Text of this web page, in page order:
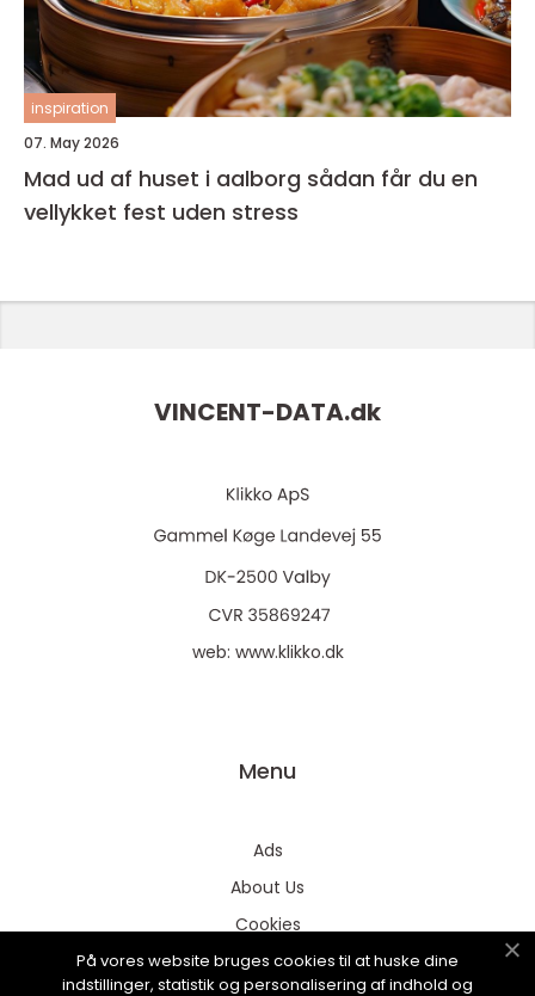
inspiration
07. May 2026
Mad ud af huset i aalborg sådan får du en
vellykket fest uden stress
VINCENT-DATA.dk
web: www.klikko.dk
Menu
Ads
About Us
Cookies
Contact
På vores website bruges cookies til at huske dine
indstillinger, statistik og personalisering af indhold og